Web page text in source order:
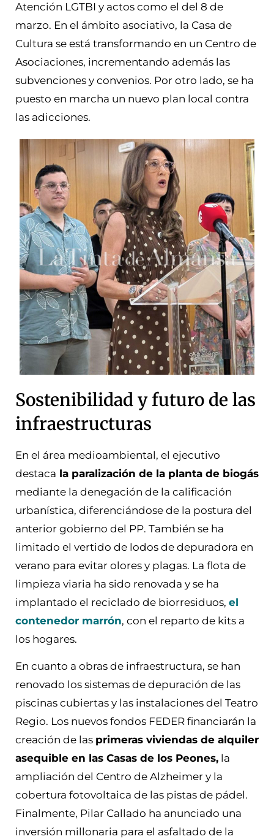
Atención LGTBI y actos como el del 8 de
marzo. En el ámbito asociativo, la Casa de
Cultura se está transformando en un Centro de
Asociaciones, incrementando además las
subvenciones y convenios. Por otro lado, se ha
puesto en marcha un nuevo plan local contra
las adicciones.
Sostenibilidad y futuro de las
infraestructuras
En el área medioambiental, el ejecutivo
destaca la paralización de la planta de biogás
mediante la denegación de la calificación
urbanística, diferenciándose de la postura del
anterior gobierno del PP. También se ha
limitado el vertido de lodos de depuradora en
verano para evitar olores y plagas. La flota de
limpieza viaria ha sido renovada y se ha
implantado el reciclado de biorresiduos, el
contenedor marrón, con el reparto de kits a
los hogares.
En cuanto a obras de infraestructura, se han
renovado los sistemas de depuración de las
piscinas cubiertas y las instalaciones del Teatro
Regio. Los nuevos fondos FEDER financiarán la
creación de las primeras viviendas de alquiler
asequible en las Casas de los Peones, la
ampliación del Centro de Alzheimer y la
cobertura fotovoltaica de las pistas de pádel.
Finalmente, Pilar Callado ha anunciado una
inversión millonaria para el asfaltado de la